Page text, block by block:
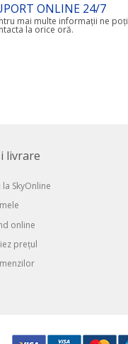
ONLINE 24/7
mai multe informații ne poți
la orice oră.
livrare
SkyOnline
online
prețul